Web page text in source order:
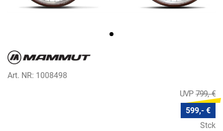
Art. NR: 1008498
799,- €
599,- €
Stck